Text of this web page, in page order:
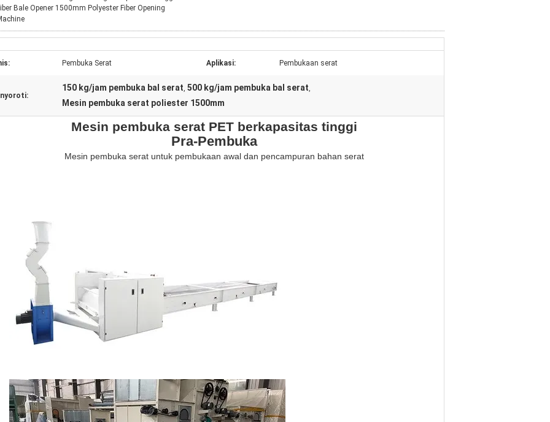
Bale Opener 1500mm Polyester Fiber Opening
Pembuka Serat Aplikasi: Pembukaan serat
150 kg/jam pembuka bal serat, 500 kg/jam pembuka bal serat,
Mesin pembuka serat poliester 1500mm
Mesin pembuka serat PET berkapasitas tinggi
Pra-Pembuka
Mesin pembuka serat untuk pembukaan awal dan pencampuran bahan serat